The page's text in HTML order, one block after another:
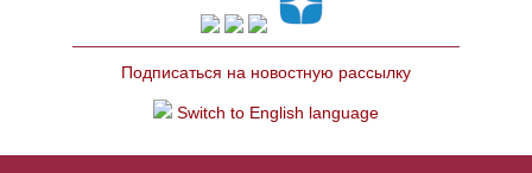
Подписаться на новостную рассылку
Switch to English language